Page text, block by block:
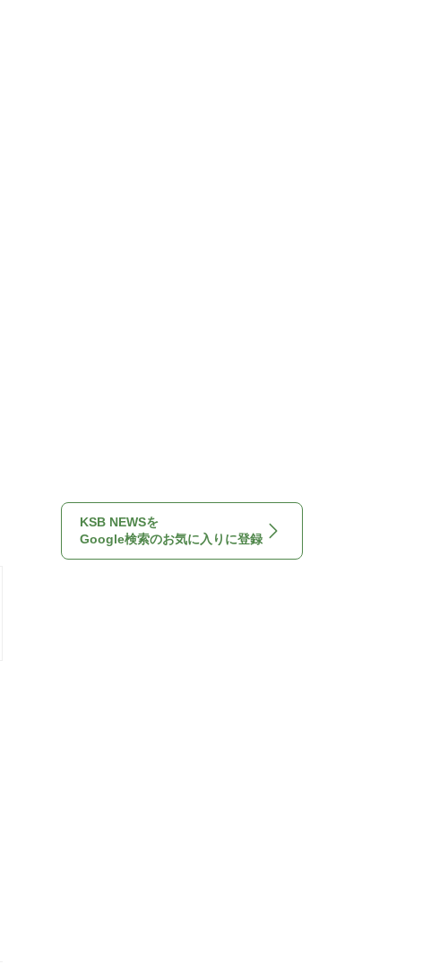
KSB NEWSを
Google検索のお気に入りに登録